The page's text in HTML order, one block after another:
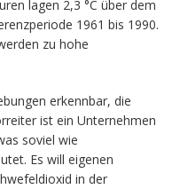
lagen 2,3 °C über dem
1961 bis 1990.
zu hohe
erkennbar, die
ist ein Unternehmen
soviel wie
Es will eigenen
in der